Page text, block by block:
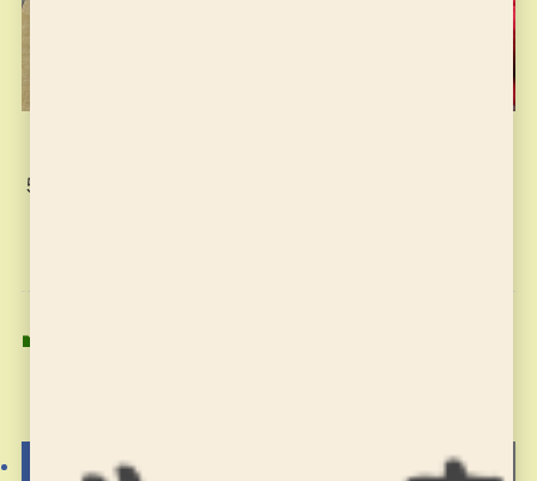
５５分しっかりと集中して書き上げました。